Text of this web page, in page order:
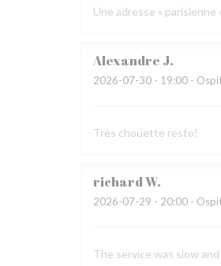
Une adresse « parisienne
Alexandre J
2026-07-30 - 19:00 -
Très chouette resto!
richardW
2026-07-29 - 20:00 -
The service was slow